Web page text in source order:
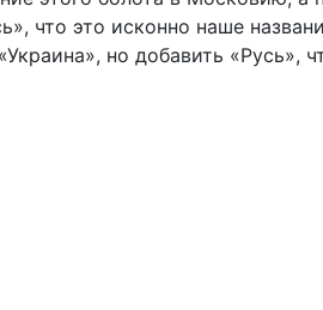
что это исконно наше
но добавить «Русь»,